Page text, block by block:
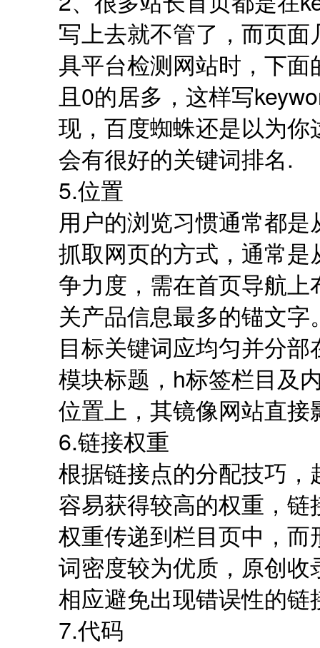
写上去就不管了，而页
具平台检测网站时，下
且0的居多，这样写
现，百度蜘蛛还是以为
会有很好的关键词排名.
5.位置
用户的浏览习惯通常都
抓取网页的方式，通常
争力度，需在首页导航
关产品信息最多的锚文字
目标关键词应均匀并分
模块标题，h标签栏目及
位置上，其镜像网站直
6.链接权重
根据链接点的分配技巧
容易获得较高的权重，
权重传递到栏目页中，而
词密度较为优质，原创
相应避免出现错误性的链
7.代码